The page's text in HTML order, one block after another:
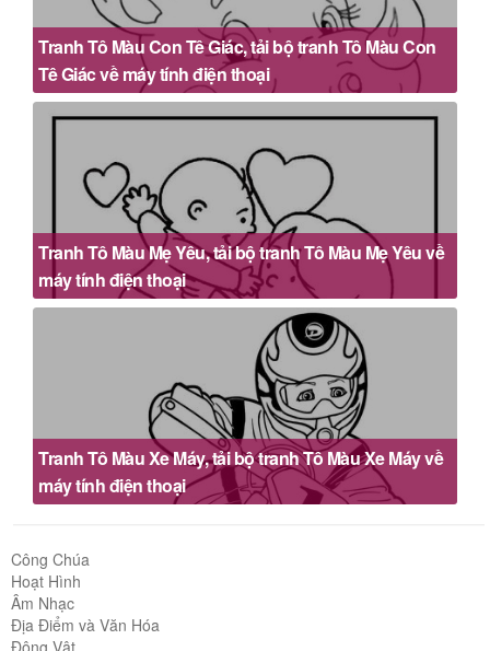
Tranh Tô Màu Con Tê Giác, tải bộ tranh Tô Màu Con
Tê Giác về máy tính điện thoại
Tranh Tô Màu Mẹ Yêu, tải bộ tranh Tô Màu Mẹ Yêu về
máy tính điện thoại
Tranh Tô Màu Xe Máy, tải bộ tranh Tô Màu Xe Máy về
máy tính điện thoại
Công Chúa
Hoạt Hình
Âm Nhạc
Địa Điểm và Văn Hóa
Động Vật